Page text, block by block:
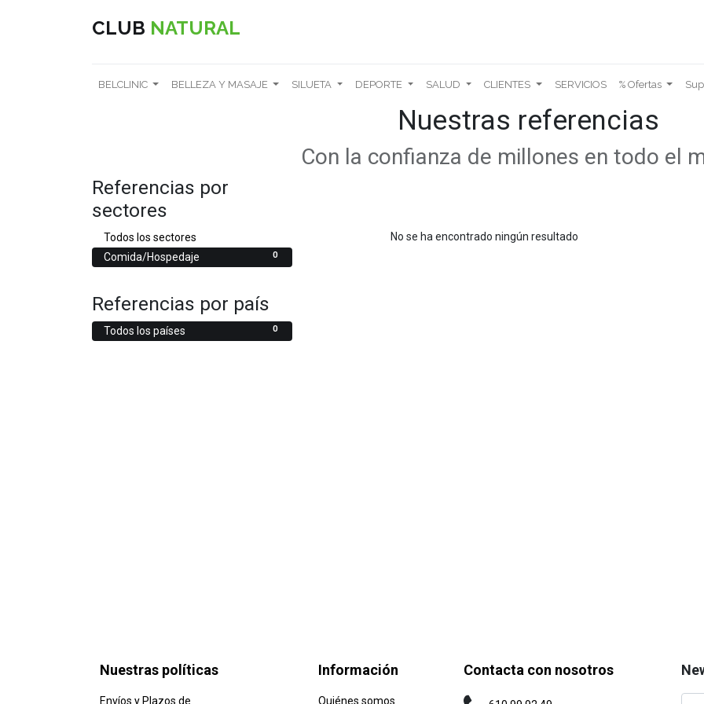
CLUB NATURAL
BELCLINIC BELLEZA Y MASAJE SILUETA DEPORTE SALUD CLIENTES SERVICIOS % Ofertas
Nuestras referencias
Con la confianza de millones en todo el
Referencias por
sectores
Todos los sectores
0
Comida/Hospedaje
Referencias por país
0
Todos los países
No se ha encontrado ningún resultado
Nuestras políticas
Envíos y Plazos de
Contacta con nosotros
Información
Quiénes somos